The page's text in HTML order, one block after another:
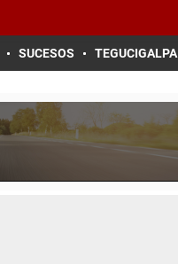
SUCESOS TEGUCIGALPA